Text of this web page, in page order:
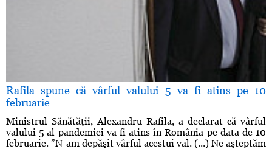
Rafila spune că vârful valului 5 va fi atins pe 10
februarie
Ministrul Sănătăţii, Alexandru Rafila, a declarat că vârful
valului 5 al pandemiei va fi atins în România pe data de 10
februarie. ”N-am depăşit vârful acestui val. (...) Ne aşteptăm